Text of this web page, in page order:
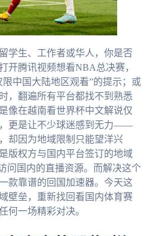
学生、工作者或华人，你是否
开腾讯视频想看NBA总决赛，
中国大陆地区观看”的提示；或
，翻遍所有平台都找不到熟悉
像在越南看世界杯中文解说仅
更是让不少球迷感到无力——
却因为地域限制只能望洋兴
版权方与国内平台签订的地域
问国内的直播资源。而解决这个
款靠谱的回国加速器。今天这
壁垒，重新找回看国内体育赛
何一场精彩对决。